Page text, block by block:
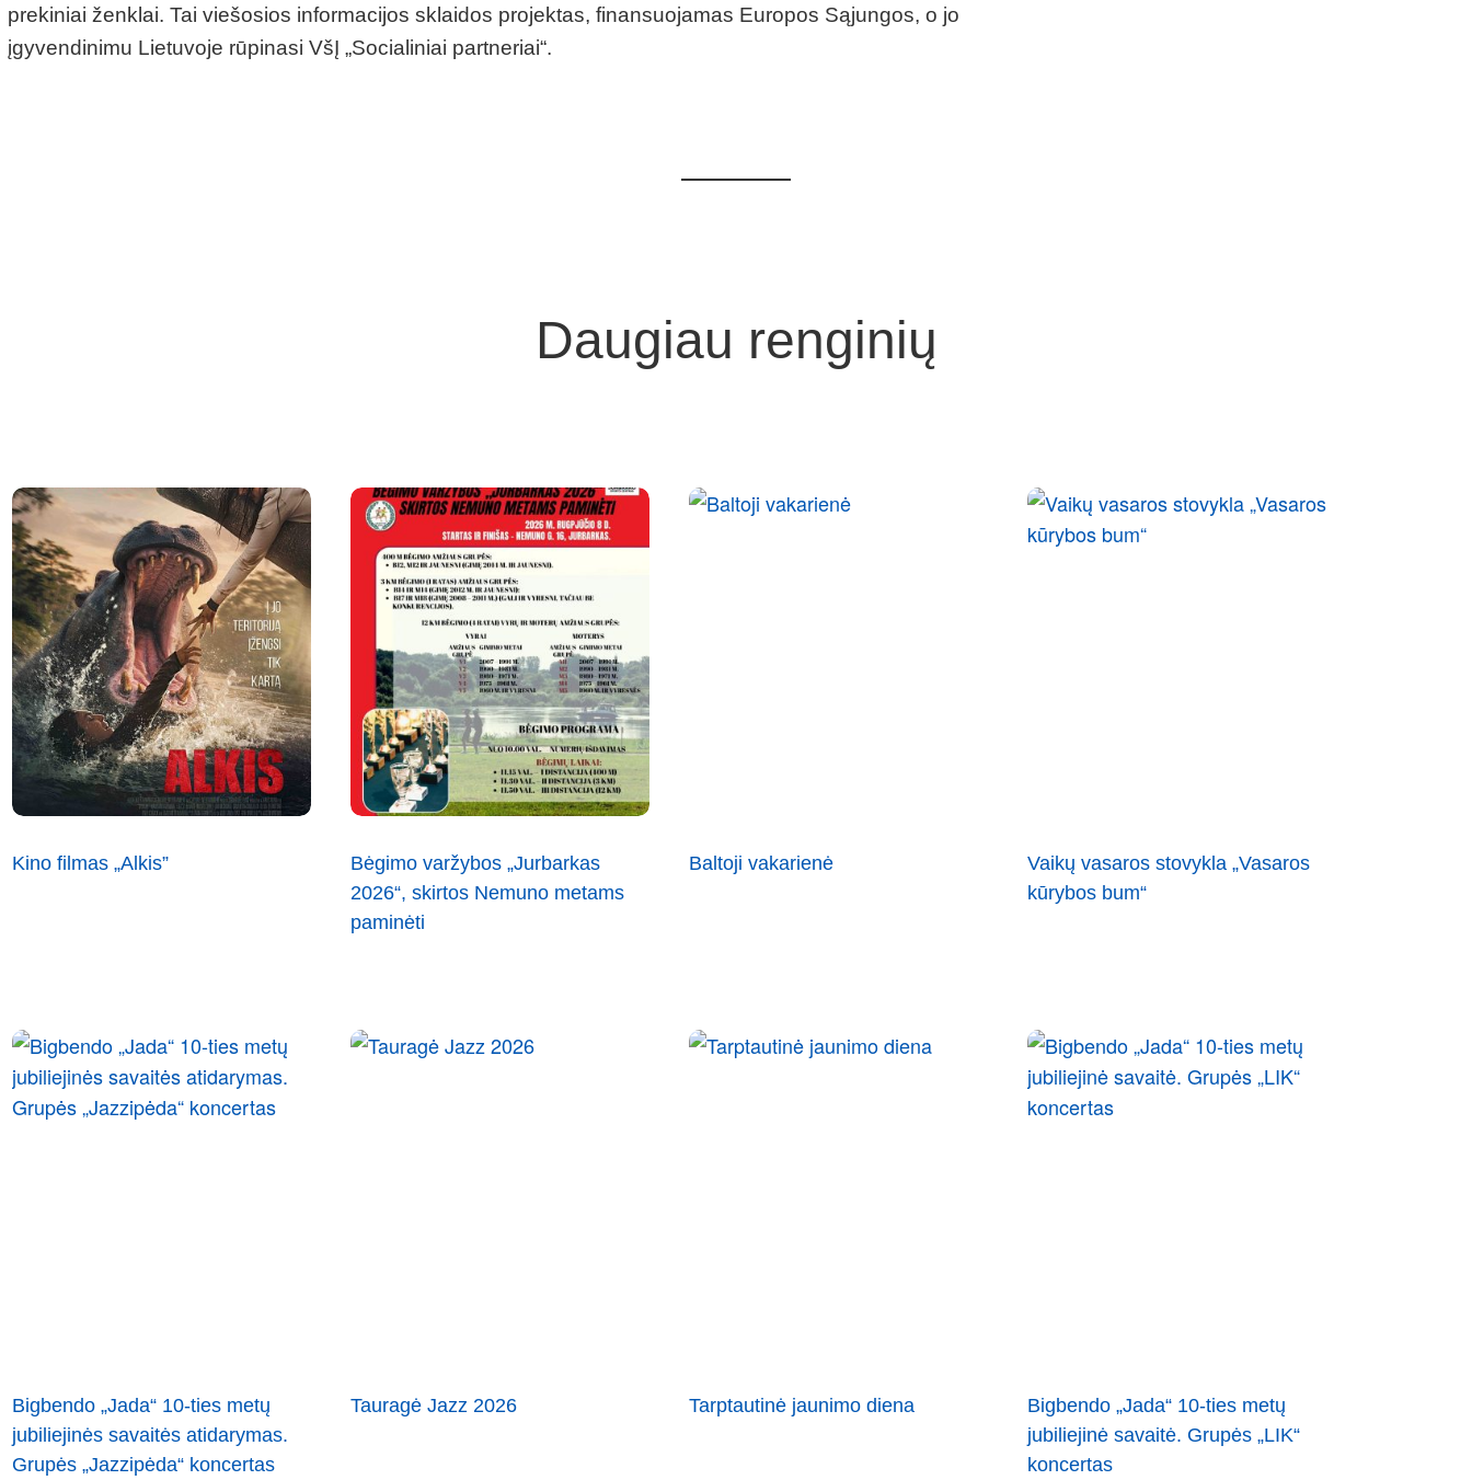
prekiniai ženklai. Tai viešosios informacijos sklaidos projektas, finansuojamas Europos Sąjungos, o jo
įgyvendinimu Lietuvoje rūpinasi VšĮ „Socialiniai partneriai“.
Daugiau renginių
Kino filmas „Alkis”
Bėgimo varžybos „Jurbarkas
2026“, skirtos Nemuno metams
paminėti
Baltoji vakarienė
Vaikų vasaros stovykla „Vasaros
kūrybos bum“
Bigbendo „Jada“ 10-ties metų
jubiliejinės savaitės atidarymas.
Grupės „Jazzipėda“ koncertas
Tauragė Jazz 2026 Tarptautinė jaunimo diena
Bigbendo „Jada“ 10-ties metų
jubiliejinė savaitė. Grupės „LIK“
koncertas